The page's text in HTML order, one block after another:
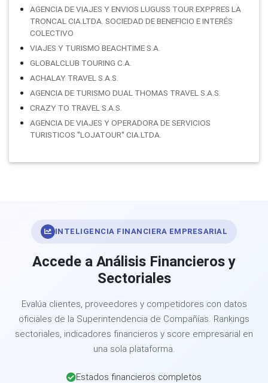
AGENCIA DE VIAJES Y ENVIOS LUGUSS TOUR EXPPRES LA
TRONCAL CIA.LTDA. SOCIEDAD DE BENEFICIO E INTERÉS
COLECTIVO
VIAJES Y TURISMO BEACHTIME S.A.
GLOBALCLUB TOURING C.A.
ACHALAY TRAVEL S.A.S.
AGENCIA DE TURISMO DUAL THOMAS TRAVEL S.A.S.
CRAZY TO TRAVEL S.A.S.
AGENCIA DE VIAJES Y OPERADORA DE SERVICIOS
TURISTICOS ''LOJATOUR'' CIA.LTDA.
INTELIGENCIA FINANCIERA EMPRESARIAL
Accede a Análisis Financieros y
Sectoriales
Evalúa clientes, proveedores y competidores con datos
oficiales de la Superintendencia de Compañías. Rankings
sectoriales, indicadores financieros y score empresarial en
una sola plataforma.
Estados financieros completos